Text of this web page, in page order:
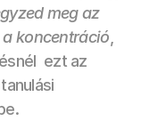
meg az
koncentráció,
ezt az